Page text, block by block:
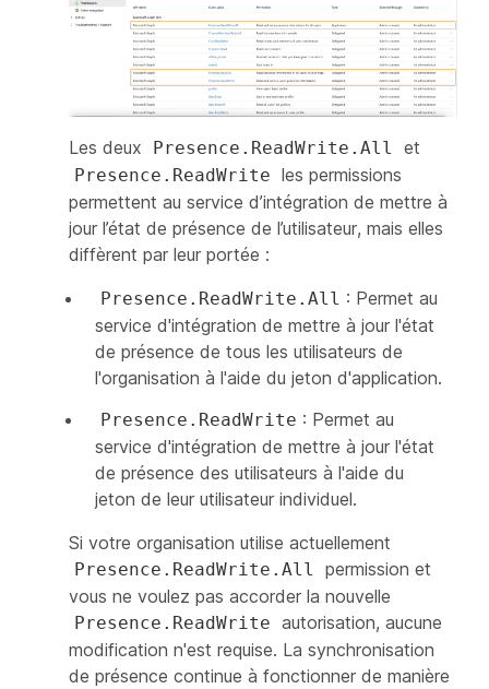
Les deux Presence.ReadWrite.All et
Presence.ReadWrite les permissions
permettent au service d’intégration de mettre à
jour l’état de présence de l’utilisateur, mais elles
diffèrent par leur portée :
Presence.ReadWrite.All : Permet au
service d'intégration de mettre à jour l'état
de présence de tous les utilisateurs de
l'organisation à l'aide du jeton d'application.
Presence.ReadWrite : Permet au
service d'intégration de mettre à jour l'état
de présence des utilisateurs à l'aide du
jeton de leur utilisateur individuel.
Si votre organisation utilise actuellement
Presence.ReadWrite.All
permission et
vous ne voulez pas accorder la nouvelle
Presence.ReadWrite autorisation, aucune
modification n'est requise. La synchronisation
de présence continue à fonctionner de manière